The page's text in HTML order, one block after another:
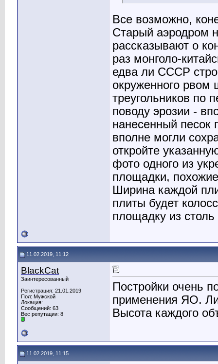
Все возможно,
Старый аэродром
рассказывают о
раз монголо-
едва ли СССР
окруженного рвом
треугольников по
поводу эрозии -
нанесенный песок
вполне могли
откройте
фото одного из
площадки,
Ширина каждой
плиты будет
площадку из
11.02.2019, 11:12
BlackCat
Заинтересованный
Регистрация: 21.01.2019
Пол: Мужской
Локация:
Сообщений: 63
Вес репутации: 8
Постройки очень
применения ЯО.
Высота каждого
11.02.2019, 11:15